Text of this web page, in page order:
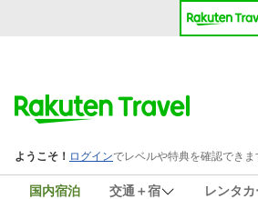
国内宿泊 交通＋宿 レンタカ